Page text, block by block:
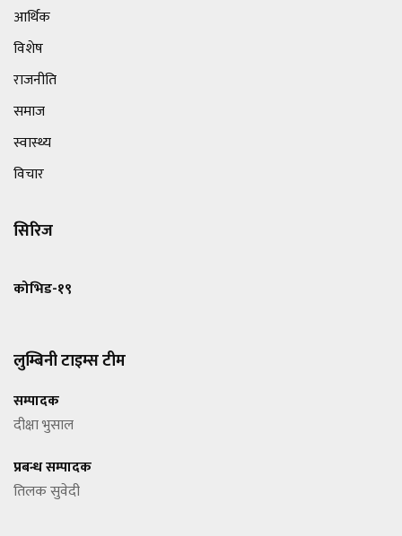
आर्थिक
विशेष
राजनीति
समाज
स्वास्थ्य
विचार
सिरिज
कोभिड-१९
लुम्बिनी टाइम्स टीम
सम्पादक
दीक्षा भुसाल
प्रबन्ध सम्पादक
तिलक सुवेदी